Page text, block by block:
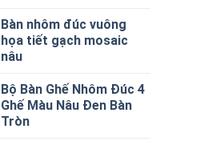
Bàn nhôm đúc vuông
họa tiết gạch mosaic
nâu
Bộ Bàn Ghế Nhôm Đúc 4
Ghế Màu Nâu Đen Bàn
Tròn